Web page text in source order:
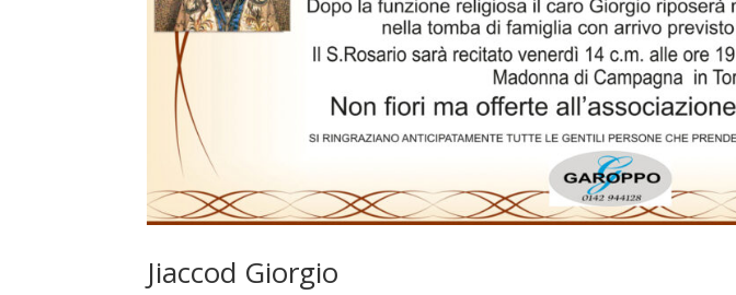
Jiaccod Giorgio